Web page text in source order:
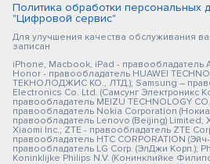
Политика обработки персональных
"Цифровой сервис"
Для улучшения качества обслуживания
записан
iPhone, Macbook, iPad - правообладатель
Honor - правообладатель HUAWEI
ТЕКНОЛОДЖИС КО., ЛТД.); Samsung –
Electronics Co. Ltd. (Самсунг Электроникс
правообладатель MEIZU TECHNOLOGY
правообладатель Nokia Corporation
правообладатель Lenovo (Beijing) Limited;
Xiaomi Inc.; ZTE - правообладатель ZTE
правообладатель HTC CORPORATION
правообладатель LG Corp. (ЭлДжи Корп.);
Koninklijke Philips N.V. (Конинклийке